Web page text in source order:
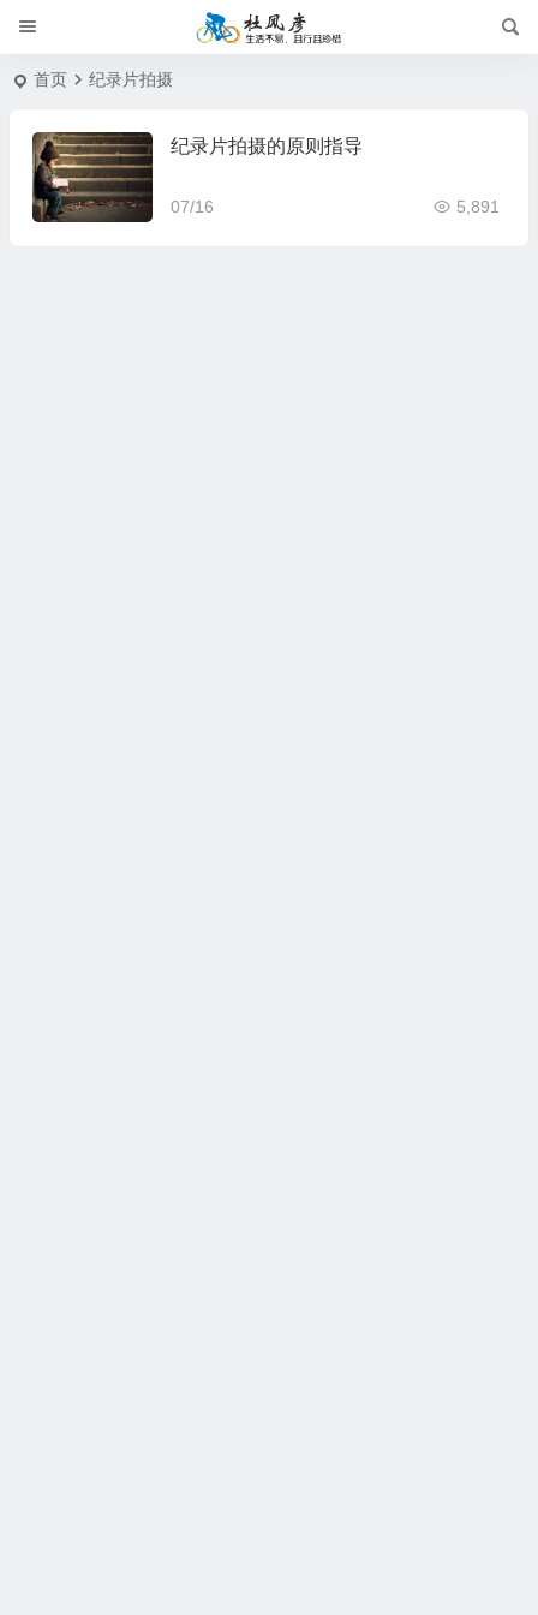
首页 纪录片拍摄
纪录片拍摄的原则指导
07/16 5,891